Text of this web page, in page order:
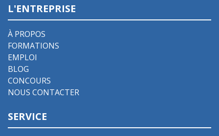
L'ENTREPRISE
À PROPOS
FORMATIONS
EMPLOI
BLOG
CONCOURS
NOUS CONTACTER
SERVICE